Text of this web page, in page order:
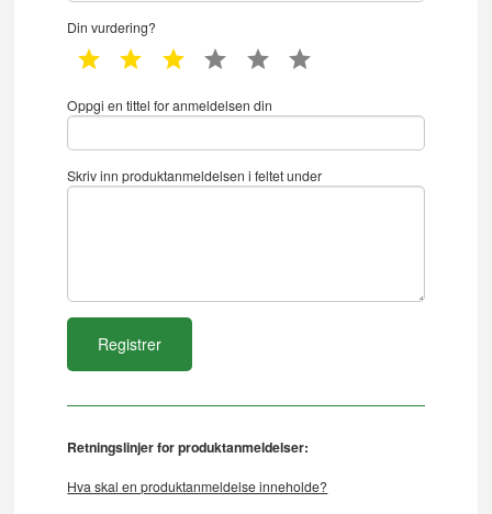
Din vurdering?
1 star 2 star 3 star 4 star 5 star
Oppgi en tittel for anmeldelsen din
Skriv inn produktanmeldelsen i feltet under
Retningslinjer for produktanmeldelser:
Hva skal en produktanmeldelse inneholde?